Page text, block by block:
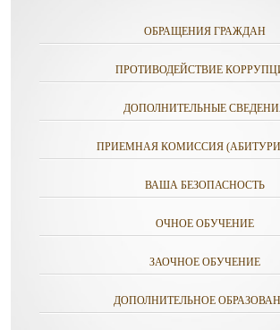
ОБРАЩЕНИЯ ГРАЖДАН
ПРОТИВОДЕЙСТВИЕ
ДОПОЛНИТЕЛЬНЫЕ
ПРИЕМНАЯ КОМИССИЯ
ВАША БЕЗОПАСНОСТЬ
ОЧНОЕ ОБУЧЕНИЕ
ЗАОЧНОЕ ОБУЧЕНИЕ
ДОПОЛНИТЕЛЬНОЕ